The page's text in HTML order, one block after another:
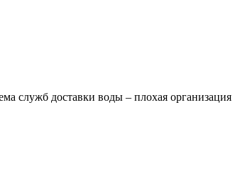
служб доставки воды – плохая организация